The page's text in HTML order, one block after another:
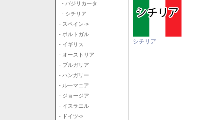
- バジリカータ
- シチリア
- スペイン->
- ポルトガル
- イギリス
- オーストリア
- ブルガリア
- ハンガリー
- ルーマニア
- ジョージア
- イスラエル
- ドイツ->
シチリア